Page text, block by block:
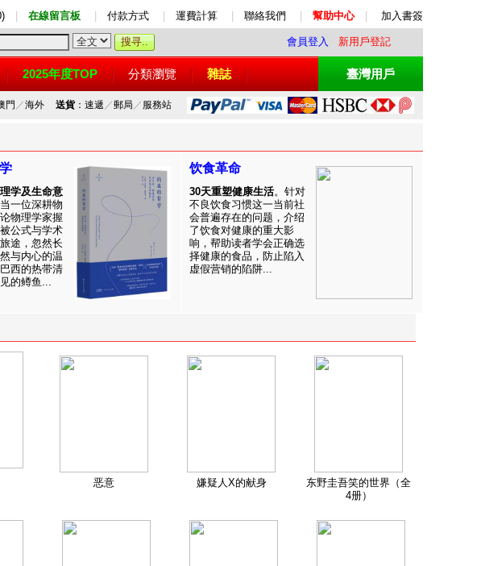
在線留言板 付款方式 運費計算 聯絡我們 幫助中心 加入書簽
會員登入 新用戶登記
2025年度TOP 分類瀏覽 雜誌 臺灣用戶
門 ／海外 送貨：速遞 ／郵局 ／ 服務站
学及生命意
当一位深耕物
物理学家握
公式与学术
途，忽然长
与内心的温
西的热带清
的鳟鱼...
饮食革命
30天重塑健康生活。针对
不良饮食习惯这一当前社
会普遍存在的问题，介绍
了饮食对健康的重大影
响，帮助读者学会正确选
择健康的食品，防止陷入
虚假营销的陷阱...
恶意 嫌疑人X的献身
东野圭吾笑的世界（全
4册）